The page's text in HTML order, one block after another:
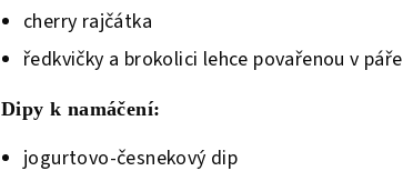
cherry rajčátka
ředkvičky a brokolici lehce povařenou v páře
Dipy k namáčení:
jogurtovo-česnekový dip